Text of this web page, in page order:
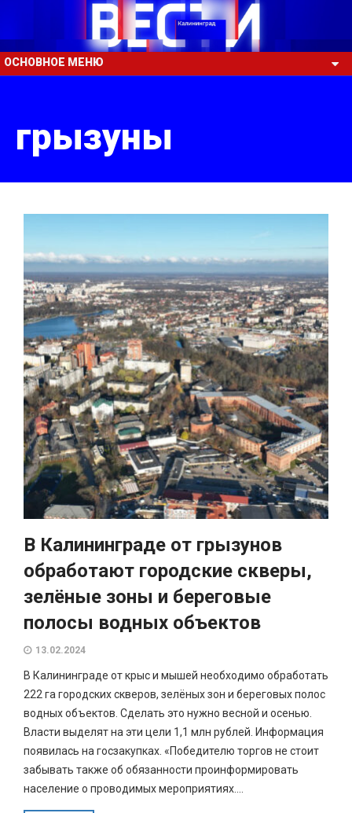
ОСНОВНОЕ МЕНЮ
грызуны
В Калининграде от грызунов
обработают городские скверы,
зелёные зоны и береговые
полосы водных объектов
13.02.2024
В Калининграде от крыс и мышей необходимо обработать
222 га городских скверов, зелёных зон и береговых полос
водных объектов. Сделать это нужно весной и осенью.
Власти выделят на эти цели 1,1 млн рублей. Информация
появилась на госзакупках. «Победителю торгов не стоит
забывать также об обязанности проинформировать
население о проводимых мероприятиях....